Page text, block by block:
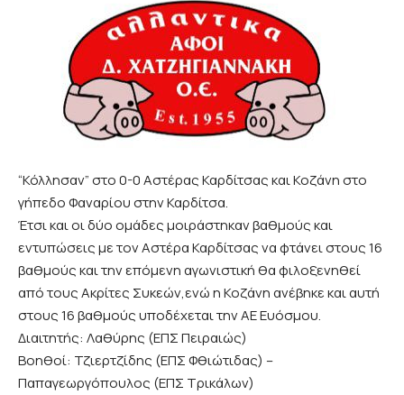
“Κόλλησαν” στο 0-0 Αστέρας Καρδίτσας και Κοζάνη στο
γήπεδο Φαναρίου στην Καρδίτσα.
Έτσι και οι δύο ομάδες μοιράστηκαν βαθμούς και
εντυπώσεις με τον Αστέρα Καρδίτσας να φτάνει στους 16
βαθμούς και την επόμενη αγωνιστική θα φιλοξενηθεί
από τους Ακρίτες Συκεών,ενώ η Κοζάνη ανέβηκε και αυτή
στους 16 βαθμούς υποδέχεται την ΑΕ Ευόσμου.
Διαιτητής: Λαθύρης (ΕΠΣ Πειραιώς)
Βοηθοί: Τζιερτζίδης (ΕΠΣ Φθιώτιδας) –
Παπαγεωργόπουλος (ΕΠΣ Τρικάλων)